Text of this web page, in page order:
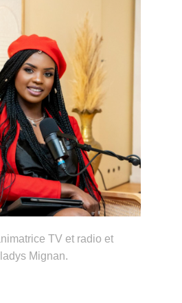
TV et radio et
Mignan.